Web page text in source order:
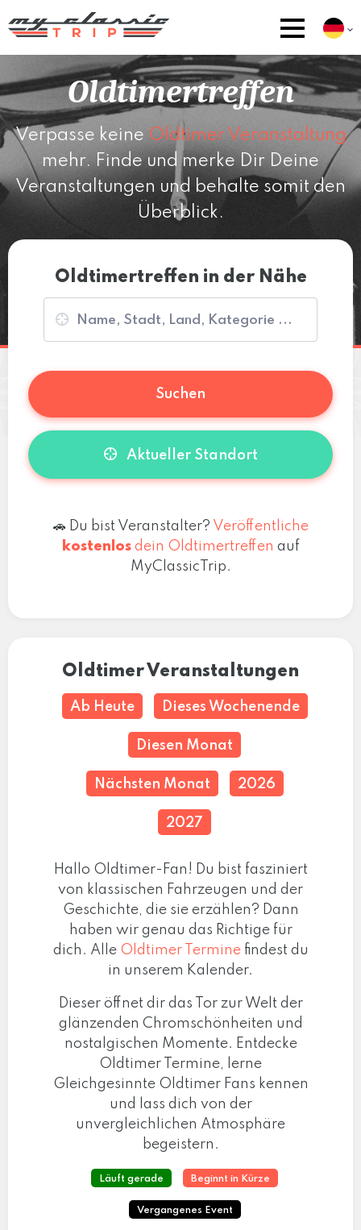
Oldtimertreffen
Verpasse keine Oldtimer Veranstaltung
mehr. Finde und merke Dir Deine
Veranstaltungen und behalte somit den
Überblick.
Oldtimertreffen in der Nähe
Suchen
Aktueller Standort
🚗 Du bist Veranstalter? Veröffentliche
kostenlosdein Oldtimertreffen auf
MyClassicTrip.
Oldtimer Veranstaltungen
Ab Heute Dieses Wochenende
Diesen Monat
Nächsten Monat 2026
2027
Hallo Oldtimer-Fan! Du bist fasziniert
von klassischen Fahrzeugen und der
Geschichte, die sie erzählen? Dann
haben wir genau das Richtige für
dich. Alle Oldtimer Terminefindest du
in unserem Kalender.
Dieser öffnet dir das Tor zur Welt der
glänzenden Chromschönheiten und
nostalgischen Momente. Entdecke
Oldtimer Termine, lerne
Gleichgesinnte Oldtimer Fans kennen
und lass dich von der
unvergleichlichen Atmosphäre
begeistern.
Läuft gerade Beginnt in Kürze
Vergangenes Event